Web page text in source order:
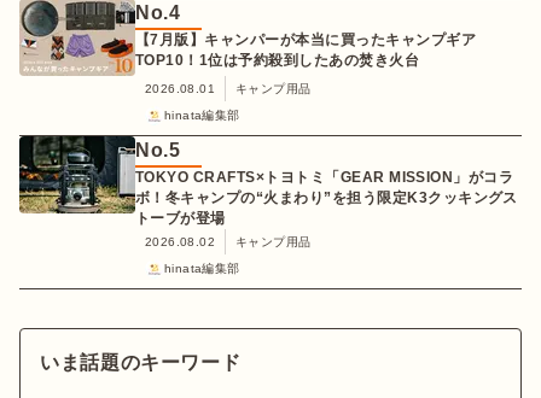
No.4
【7月版】キャンパーが本当に買ったキャンプギア
TOP10！1位は予約殺到したあの焚き火台
2026.08.01
キャンプ用品
hinata編集部
No.5
TOKYO CRAFTS×トヨトミ「GEAR MISSION」がコラ
ボ！冬キャンプの“火まわり”を担う限定K3クッキングス
トーブが登場
2026.08.02
キャンプ用品
hinata編集部
いま話題のキーワード